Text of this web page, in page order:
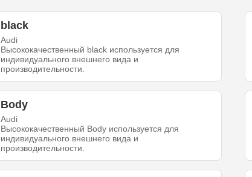
black
Audi
Высококачественный black используется для
индивидуального внешнего вида и
производительности.
Body
Audi
Высококачественный Body используется для
индивидуального внешнего вида и
производительности.